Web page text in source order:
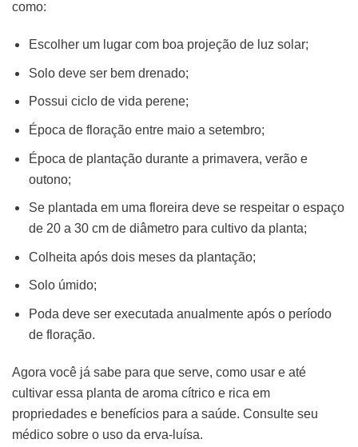
como:
Escolher um lugar com boa projeção de luz solar;
Solo deve ser bem drenado;
Possui ciclo de vida perene;
Época de floração entre maio a setembro;
Época de plantação durante a primavera, verão e
outono;
Se plantada em uma floreira deve se respeitar o espaço
de 20 a 30 cm de diâmetro para cultivo da planta;
Colheita após dois meses da plantação;
Solo úmido;
Poda deve ser executada anualmente após o período
de floração.
Agora você já sabe para que serve, como usar e até
cultivar essa planta de aroma cítrico e rica em
propriedades e benefícios para a saúde. Consulte seu
médico sobre o uso da erva-luísa.